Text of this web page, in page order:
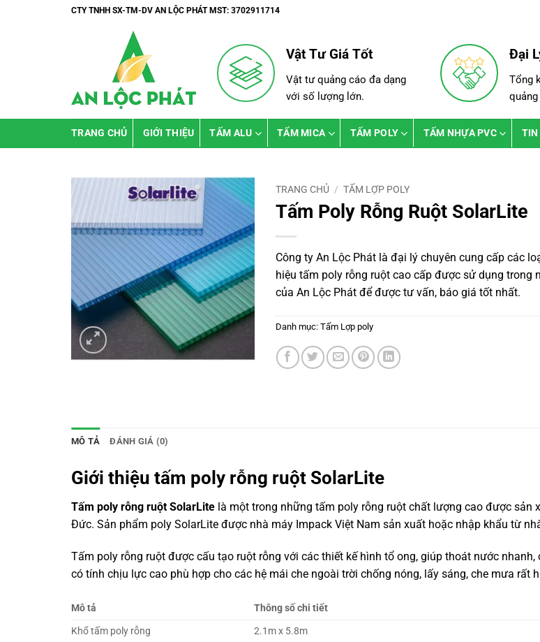
CTY TNHH SX-TM-DV AN LỘC PHÁT MST: 3702911714
Vật Tư Giá Tốt
Vật tư quảng cáo đa dạng
với số lượng lớn.
Đại
Tổng
TRANG CHỦ GIỚI THIỆU TẤM ALU TẤM MICA TẤM POLY TẤM NHỰA PVC TIN
TRANG CHỦ / TẤM LỢP POLY
Tấm Poly Rỗng Ruột SolarLite
Công ty An Lộc Phát là đại lý chuyên cung cấp các
hiệu tấm poly rỗng ruột cao cấp được sử dụng trong
của An Lộc Phát để được tư vấn, báo giá tốt nhất.
Danh mục: Tấm Lợp poly
MÔ TẢ ĐÁNH GIÁ (0)
Giới thiệu tấm poly rỗng ruột SolarLite
Tấm poly rỗng ruột SolarLite là một trong những tấm poly rỗng ruột chất lượng cao được sản
Đức. Sản phẩm poly SolarLite được nhà máy Impack Việt Nam sản xuất hoặc nhập khẩu từ
Tấm poly rỗng ruột được cấu tạo ruột rỗng với các thiết kế hình tổ ong, giúp thoát nước
có tính chịu lực cao phù hợp cho các hệ mái che ngoài trời chống nóng, lấy sáng, che mưa rất
Mô tả
Thông số chi tiết
Khổ tấm poly rỗng
2.1m x 5.8m